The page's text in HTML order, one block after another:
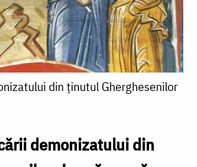
din ținutul Gherghesenilor
demonizatului din